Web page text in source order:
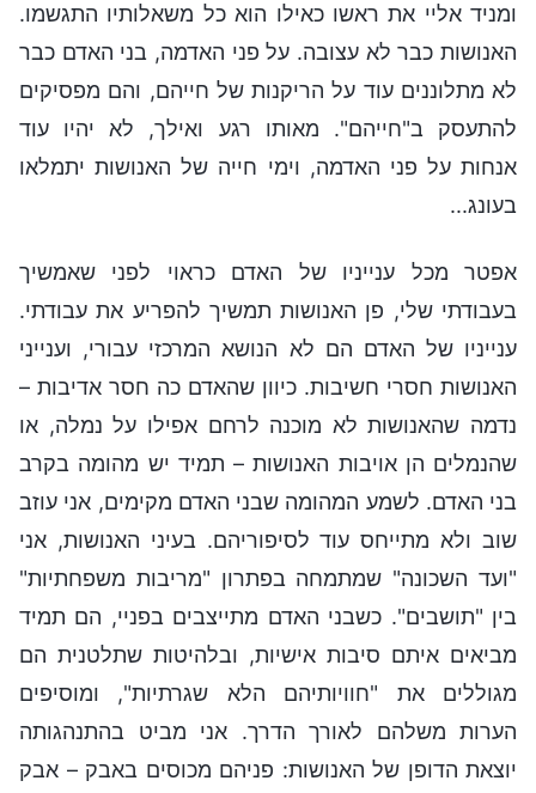
ומניד אליי את ראשו כאילו הוא כל משאלותיו התגשמו.
האנושות כבר לא עצובה. על פני האדמה, בני האדם כבר
לא מתלוננים עוד על הריקנות של חייהם, והם מפסיקים
להתעסק ב"חייהם". מאותו רגע ואילך, לא יהיו עוד
אנחות על פני האדמה, וימי חייה של האנושות יתמלאו
בעונג...
אפטר מכל ענייניו של האדם כראוי לפני שאמשיך
בעבודתי שלי, פן האנושות תמשיך להפריע את עבודתי.
ענייניו של האדם הם לא הנושא המרכזי עבורי, וענייני
האנושות חסרי חשיבות. כיוון שהאדם כה חסר אדיבות –
נדמה שהאנושות לא מוכנה לרחם אפילו על נמלה, או
שהנמלים הן אויבות האנושות – תמיד יש מהומה בקרב
בני האדם. לשמע המהומה שבני האדם מקימים, אני עוזב
שוב ולא מתייחס עוד לסיפוריהם. בעיני האנושות, אני
"ועד השכונה" שמתמחה בפתרון "מריבות משפחתיות"
בין "תושבים". כשבני האדם מתייצבים בפניי, הם תמיד
מביאים איתם סיבות אישיות, ובלהיטות שתלטנית הם
מגוללים את "חוויותיהם הלא שגרתיות", ומוסיפים
הערות משלהם לאורך הדרך. אני מביט בהתנהגותה
יוצאת הדופן של האנושות: פניהם מכוסים באבק – אבק